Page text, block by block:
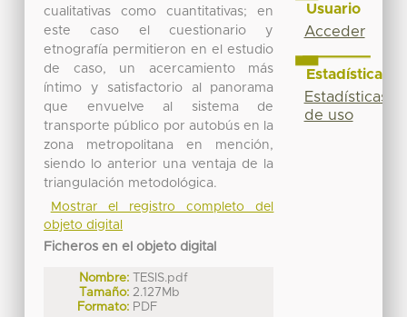
cualitativas como cuantitativas; en
este caso el cuestionario y
etnografía permitieron en el estudio
de caso, un acercamiento más
íntimo y satisfactorio al panorama
que envuelve al sistema de
transporte público por autobús en la
zona metropolitana en mención,
siendo lo anterior una ventaja de la
triangulación metodológica.
Mostrar el registro completo del
objeto digital
Ficheros en el objeto digital
Nombre: TESIS.pdf
Tamaño: 2.127Mb
Formato: PDF
Usuario
Acceder
Estadísticas
Estadísticas
de uso